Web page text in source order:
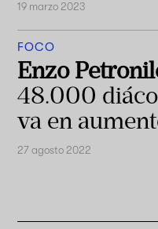
19 marzo 2023
FOCO
Enzo
48.000
va en
27 agosto 2022